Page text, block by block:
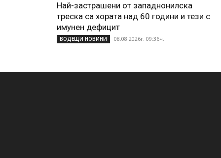
Най-застрашени от западнонилска
треска са хората над 60 години и тези с
имунен дефицит
ВОДЕЩИ НОВИНИ 08.08.2026г. 09:36ч.